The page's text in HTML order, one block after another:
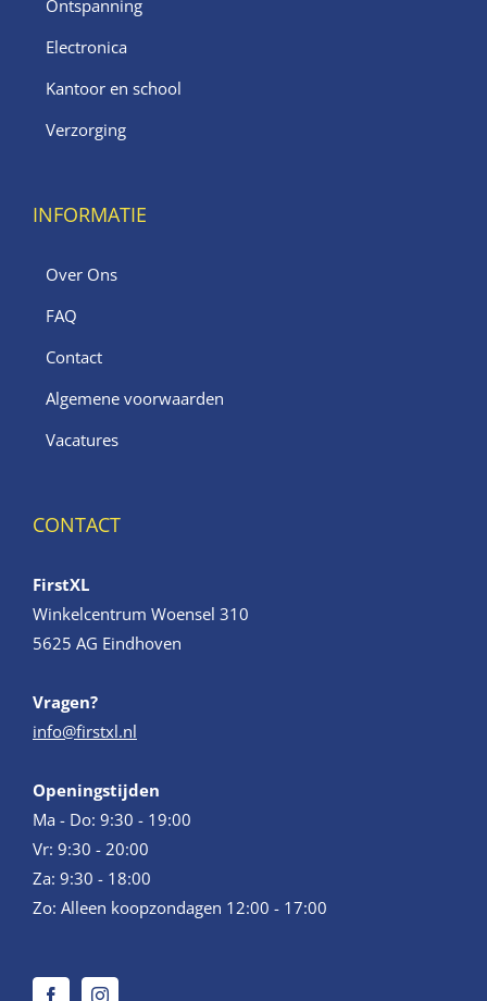
Ontspanning
Electronica
Kantoor en school
Verzorging
INFORMATIE
Over Ons
FAQ
Contact
Algemene voorwaarden
Vacatures
CONTACT
FirstXL
Winkelcentrum Woensel 310
5625 AG Eindhoven
Vragen?
info@firstxl.nl
Openingstijden
Ma - Do: 9:30 - 19:00
Vr: 9:30 - 20:00
Za: 9:30 - 18:00
Zo: Alleen koopzondagen 12:00 - 17:00